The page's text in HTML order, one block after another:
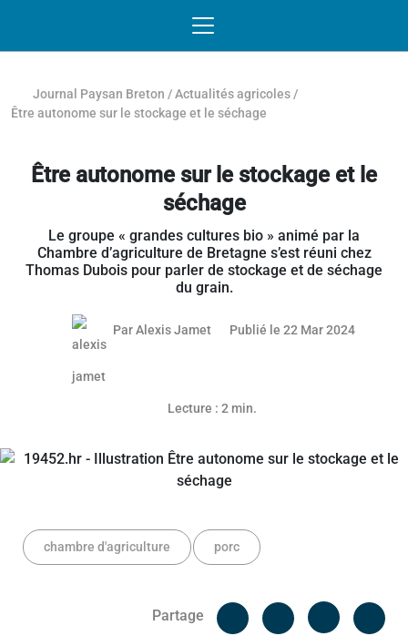
Journal Paysan Breton /Actualités agricoles /
Être autonome sur le stockage et le séchage
Être autonome sur le stockage et le
séchage
Le groupe « grandes cultures bio » animé par la
Chambre d’agriculture de Bretagne s’est réuni chez
Thomas Dubois pour parler de stockage et de séchage
du grain.
Article réservé aux abonnés
ParAlexis Jamet Publié le 22 Mar 202422 mars
Lecture : 2 min.
chambre d'agriculture porc
Partage
Facebook